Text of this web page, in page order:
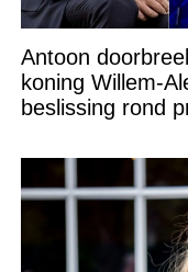
Antoon
koning Willem-
beslissing rond